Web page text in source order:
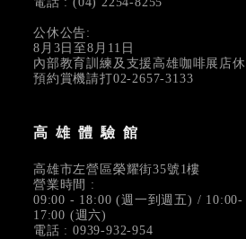
公休公告:
8月3日至8月11日
內部教育訓練及支援高雄咖啡展店休
預約賞機請打02-2657-3133
高雄體驗館
高雄市左營區榮耀街35號1樓
營業時間 :
09:00 - 18:00 (週一到週五) / 10:00-
17:00 (週六)
電話 : 0939-932-954